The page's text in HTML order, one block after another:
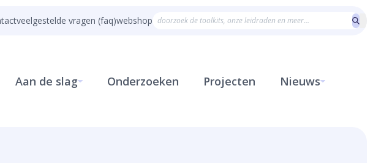
veelgestelde vragen (faq)webshop
Aan de slag Onderzoeken Projecten Nieuws